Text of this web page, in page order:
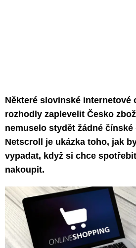
Některé slovinské internetové
rozhodly zaplevelit Česko
nemuselo stydět žádné
Netscroll je ukázka toho, jak
vypadat, když si chce
nakoupit.